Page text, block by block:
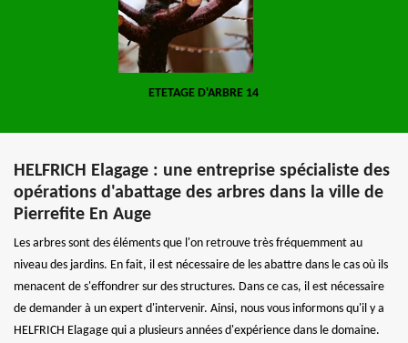
ETETAGE D'ARBRE 14
HELFRICH Elagage : une entreprise spécialiste des
opérations d'abattage des arbres dans la ville de
Pierrefite En Auge
Les arbres sont des éléments que l'on retrouve très fréquemment au
niveau des jardins. En fait, il est nécessaire de les abattre dans le cas où ils
menacent de s'effondrer sur des structures. Dans ce cas, il est nécessaire
de demander à un expert d'intervenir. Ainsi, nous vous informons qu'il y a
HELFRICH Elagage qui a plusieurs années d'expérience dans le domaine.